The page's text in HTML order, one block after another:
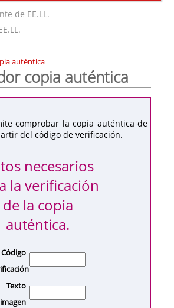
de EE.LL.
auténtica
copia auténtica
comprobar la copia auténtica de
del código de verificación.
necesarios
la verificación
de la copia
auténtica.
Código
Texto
imagen